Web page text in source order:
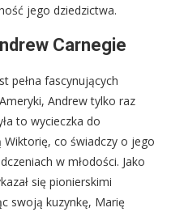
jego dziedzictwa.
Carnegie
pełna fascynujących
Andrew tylko raz
to wycieczka do
Wiktorię, co świadczy o jego
w młodości. Jako
się pionierskimi
swoją kuzynkę, Marię